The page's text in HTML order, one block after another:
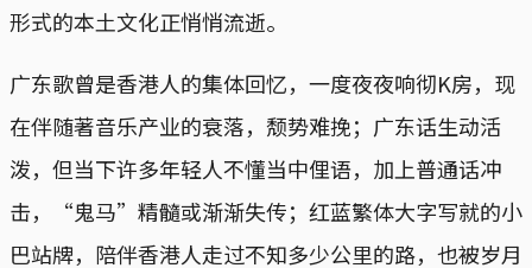
形式的本土文化正悄悄流逝。
广东歌曾是香港人的集体回忆，一度夜夜响彻K房，现
在伴随著音乐产业的衰落，颓势难挽；广东话生动活
泼，但当下许多年轻人不懂当中俚语，加上普通话冲
击，“鬼马”精髓或渐渐失传；红蓝繁体大字写就的小
巴站牌，陪伴香港人走过不知多少公里的路，也被岁月